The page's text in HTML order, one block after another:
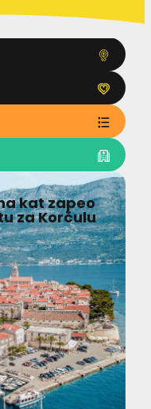
kat zapeo
za Korčulu